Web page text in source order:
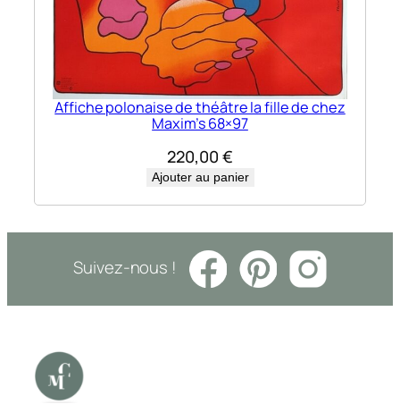
Affiche polonaise de théâtre la fille de chez
Maxim’s 68×97
220,00 €
Ajouter au panier
Suivez-nous !